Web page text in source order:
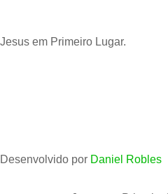
Jesus em Primeiro Lugar.
Desenvolvido por Daniel Robles